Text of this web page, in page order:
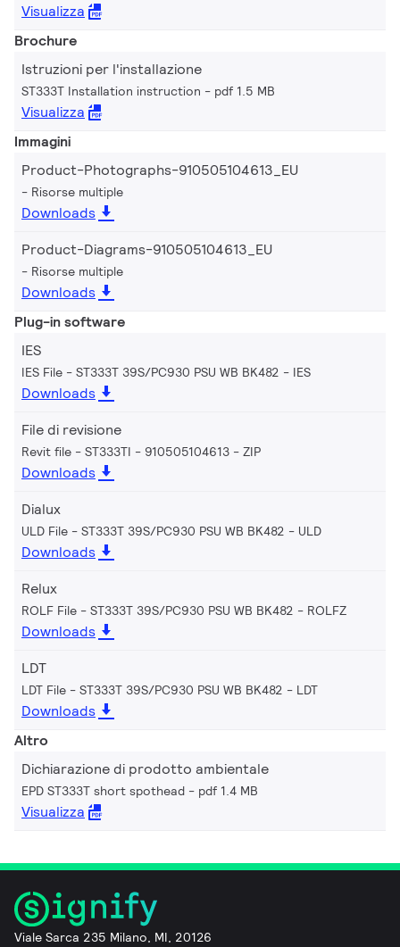
Visualizza
Brochure
Istruzioni per l'installazione
ST333T Installation instruction pdf 1.5 MB
Visualizza
Immagini
Product-Photographs-910505104613_EU
Risorse multiple
Downloads
Product-Diagrams-910505104613_EU
Risorse multiple
Downloads
Plug-in software
IES
IES File - ST333T 39S/PC930 PSU WB BK482 IES
Downloads
File di revisione
Revit file - ST333TI - 910505104613 ZIP
Downloads
Dialux
ULD File - ST333T 39S/PC930 PSU WB BK482 ULD
Downloads
Relux
ROLF File - ST333T 39S/PC930 PSU WB BK482 ROLFZ
Downloads
LDT
LDT File - ST333T 39S/PC930 PSU WB BK482 LDT
Downloads
Altro
Dichiarazione di prodotto ambientale
EPD ST333T short spothead pdf 1.4 MB
Visualizza
Viale Sarca 235 Milano, MI, 20126